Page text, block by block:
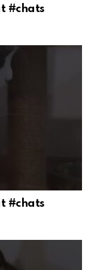
#chats
#chats